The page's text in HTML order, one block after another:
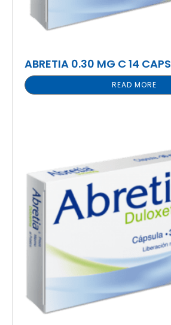
ABRETIA 0.30 MG C 14 CAPS
READ MORE